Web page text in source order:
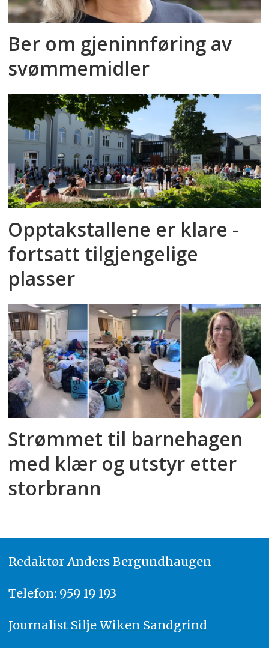
Ber om gjeninnføring av
svømmemidler
Opptakstallene er klare -
fortsatt tilgjengelige
plasser
Strømmet til barnehagen
med klær og utstyr etter
storbrann
Redaktør Anders Bergundhaugen
Telefon: 959 19 193
Journalist Silje Wiken Sandgrind